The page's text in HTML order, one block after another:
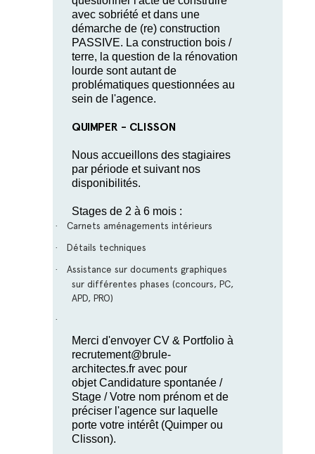
avec sobriété et dans une
démarche de (re) construction
PASSIVE. La construction bois /
terre, la question de la rénovation
lourde sont autant de
problématiques questionnées au
sein de l'agence.
QUIMPER - CLISSON
Nous accueillons des stagiaires
par période et suivant nos
disponibilités.
Stages de 2 à 6 mois :
· Carnets aménagements intérieurs
· Détails techniques
·
Assistance sur documents graphiques
sur différentes phases (concours, PC,
APD, PRO)
·
Merci d'envoyer CV & Portfolio à
recrutement@brule-
architectes.fr avec pour
objet Candidature spontanée /
Stage / Votre nom prénom et de
préciser l'agence sur laquelle
porte votre intérêt (Quimper ou
Clisson).